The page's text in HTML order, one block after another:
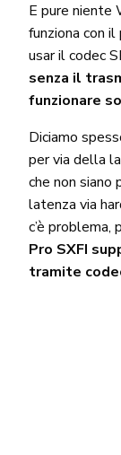
E pure
funziona con
usar il codec
senza il
funzionare
Diciamo
per via della
che non siano
latenza via
c’è problema,
Pro SXFI
tramite